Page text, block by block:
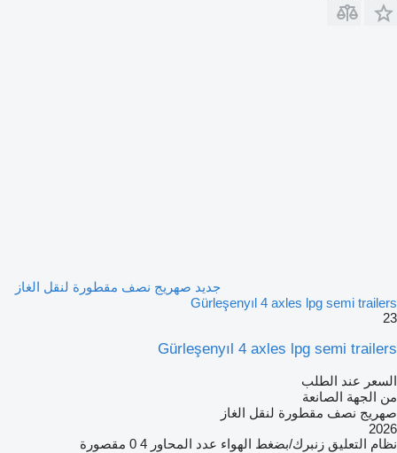
جديد صهريج نصف مقطورة لنقل الغاز
Gürleşenyıl 4 axles lpg semi trailers
23
Gürleşenyıl 4 axles lpg semi trailers
السعر عند الطلب
من الجهة الصانعة
صهريج نصف مقطورة لنقل الغاز
2026
نظام التعليق زنبرك/بضغط الهواء عدد المحاور 4 0 مقصورة